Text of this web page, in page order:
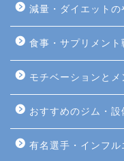
減量・ダイエットの
食事・サプリメント
モチベーションとメ
おすすめのジム・設
有名選手・インフル